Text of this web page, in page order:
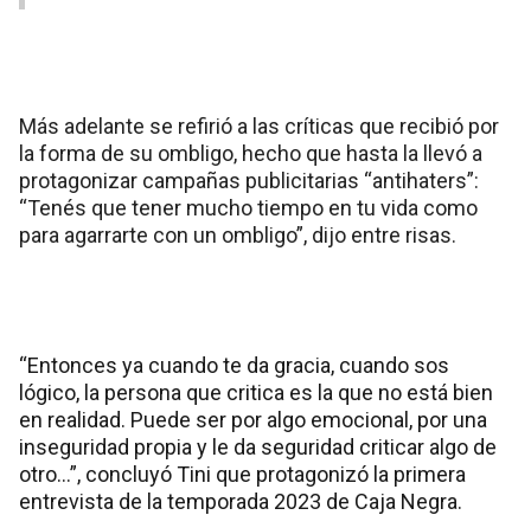
Más adelante se refirió a las críticas que recibió por
la forma de su ombligo, hecho que hasta la llevó a
protagonizar campañas publicitarias “antihaters”:
“Tenés que tener mucho tiempo en tu vida como
para agarrarte con un ombligo”, dijo entre risas.
“Entonces ya cuando te da gracia, cuando sos
lógico, la persona que critica es la que no está bien
en realidad. Puede ser por algo emocional, por una
inseguridad propia y le da seguridad criticar algo de
otro…”, concluyó Tini que protagonizó la primera
entrevista de la temporada 2023 de Caja Negra.